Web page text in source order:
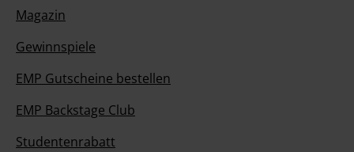
Magazin
Gewinnspiele
EMP Gutscheine bestellen
EMP Backstage Club
Studentenrabatt